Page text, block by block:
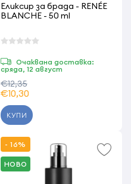
Еликсир за брада - RENÉE
BLANCHE - 50 ml
Очаквана доставка:
сряда, 12 август
€12,35
€10,30
КУПИ
- 16%
НОВО